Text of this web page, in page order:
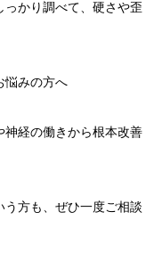
かり調べて、硬さや歪
悩みの方へ
経の働きから根本改善
う方も、ぜひ一度ご相談